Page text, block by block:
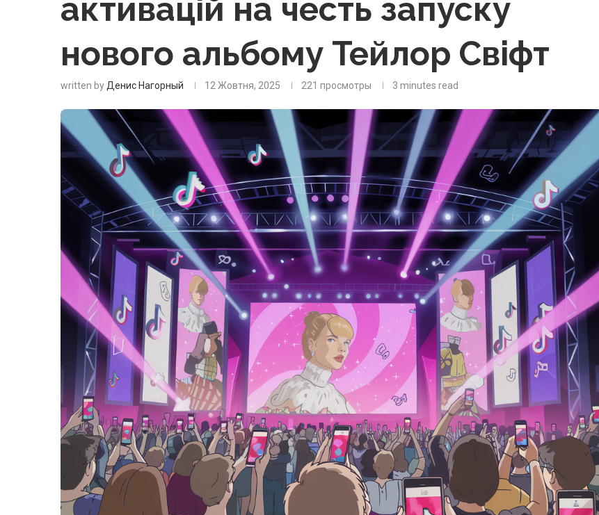
активацій на честь запуску
нового альбому Тейлор Свіфт
written by Денис Нагорный 12 Жовтня, 2025 221 просмотры 3 minutes read